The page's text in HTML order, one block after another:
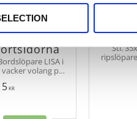
LISA i röd
rutig
med
LISA i
volang på
i lantlig stil
KR
rutig
Stl.